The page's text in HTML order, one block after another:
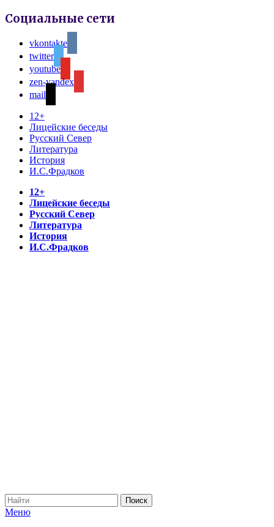
Социальные сети
vkontakte
twitter
youtube
zen-yandex
mail
12+
Лицейские беседы
Русский Север
Литература
История
И.С.Фрадков
12+
Лицейские беседы
Русский Север
Литература
История
И.С.Фрадков
Меню